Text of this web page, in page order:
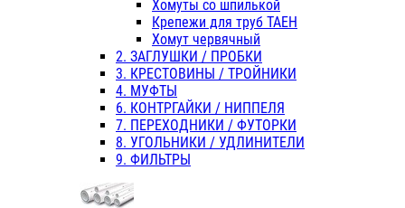
Хомуты со шпилькой
Крепежи для труб ТАЕН
Хомут червячный
2. ЗАГЛУШКИ / ПРОБКИ
3. КРЕСТОВИНЫ / ТРОЙНИКИ
4. МУФТЫ
6. КОНТРГАЙКИ / НИППЕЛЯ
7. ПЕРЕХОДНИКИ / ФУТОРКИ
8. УГОЛЬНИКИ / УДЛИНИТЕЛИ
9. ФИЛЬТРЫ